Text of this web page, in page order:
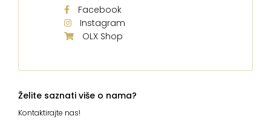
Facebook
Instagram
OLX Shop
Želite saznati više o nama?
Kontaktirajte nas!